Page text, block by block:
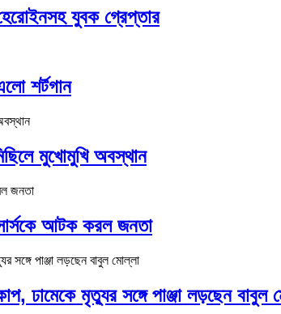
হেরোইনসহ যুবক গ্রেপ্তার
শর্টগান
মুখোমুখি অবস্থান
আটক করল জনতা
ঢামেকে মৃত্যুর সঙ্গে পাঞ্জা লড়ছেন বাবুল